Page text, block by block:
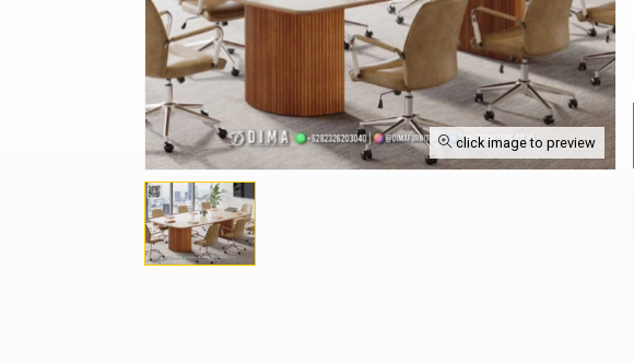
click image to preview